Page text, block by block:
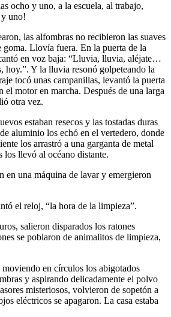
ocho y uno, a la escuela, al trabajo,
y uno!
las alfombras no recibieron las suaves
goma. Llovía fuera. En la puerta de la
en voz baja: “Lluvia, lluvia, aléjate…
hoy.”. Y la lluvia resonó golpeteando la
tocó unas campanillas, levantó la puerta
el motor en marcha. Después de una larga
otra vez.
estaban resecos y las tostadas duras
aluminio los echó en el vertedero, donde
los arrastró a una garganta de metal
los llevó al océano distante.
en una máquina de lavar y emergieron
el reloj, “la hora de la limpieza”.
salieron disparados los ratones
se poblaron de animalitos de limpieza,
en círculos los abigotados
y aspirando delicadamente el polvo
misteriosos, volvieron de sopetón a
eléctricos se apagaron. La casa estaba